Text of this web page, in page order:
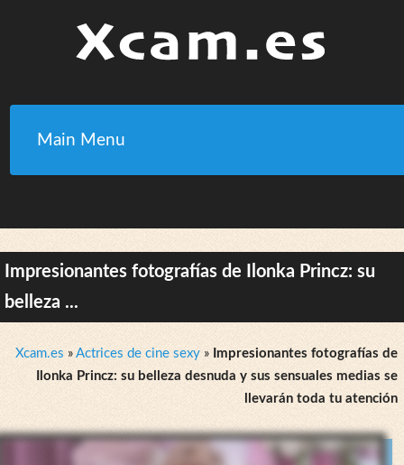
Main Menu
Impresionantes fotografías de Ilonka Princz: su
belleza ...
Xcam.es » Actrices de cine sexy » Impresionantes fotografías de
Ilonka Princz: su belleza desnuda y sus sensuales medias se
llevarán toda tu atención